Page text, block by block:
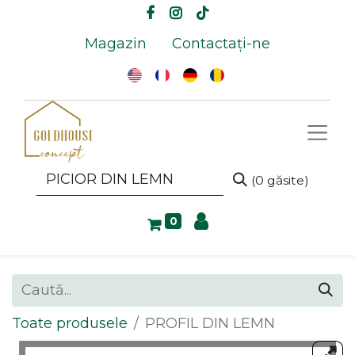
Magazin Contactați-ne
(0 găsite)
0
Toate produsele PROFIL DIN LEMN